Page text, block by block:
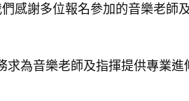
感謝多位報名參加的音樂老
為音樂老師及指揮提供專業